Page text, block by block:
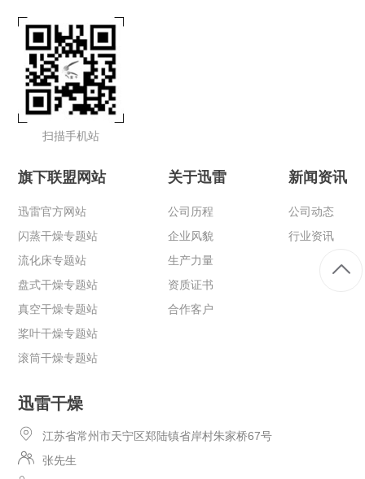
扫描手机站
旗下联盟网站
迅雷官方网站
闪蒸干燥专题站
流化床专题站
盘式干燥专题站
真空干燥专题站
桨叶干燥专题站
滚筒干燥专题站
关于迅雷
公司历程
企业风貌
生产力量
资质证书
合作客户
新闻资讯
公司动态
行业资讯
迅雷干燥
江苏省常州市天宁区郑陆镇省岸村朱家桥67号
张先生